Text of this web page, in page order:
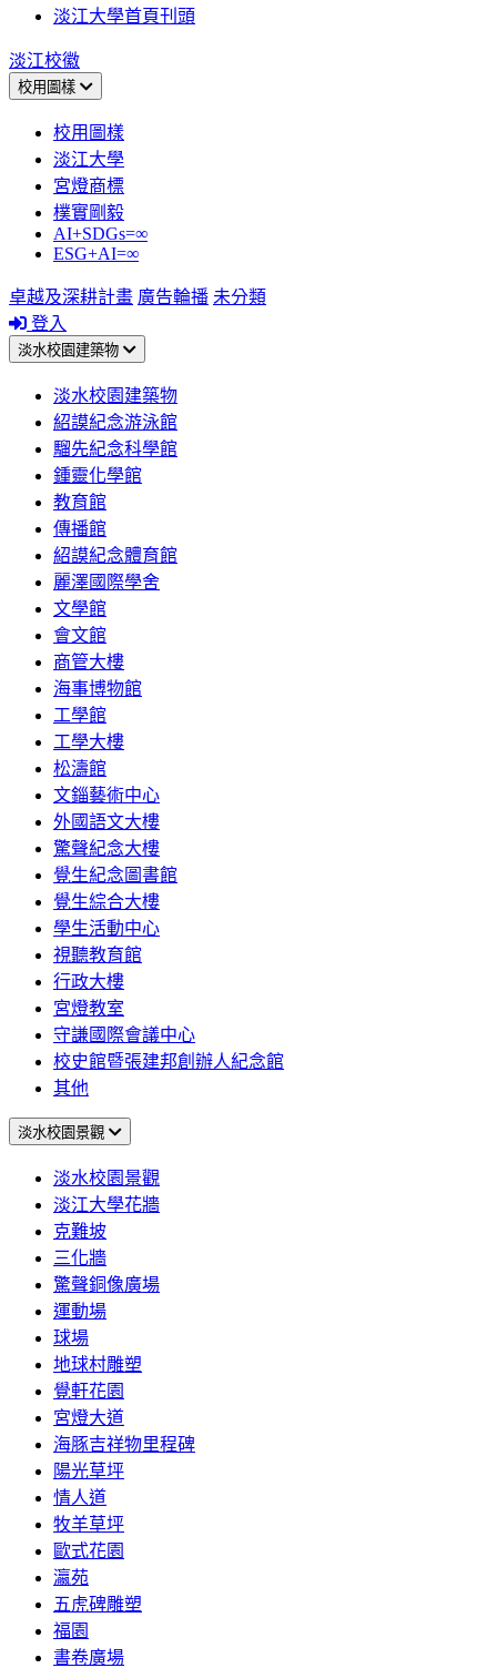
淡江大學首頁刊頭
淡江校徽
校用圖樣
校用圖樣
淡江大學
宮燈商標
樸實剛毅
AI+SDGs=∞
ESG+AI=∞
卓越及深耕計畫 廣告輪播 未分類
登入
淡水校園建築物
淡水校園建築物
紹謨紀念游泳館
騮先紀念科學館
鍾靈化學館
教育館
傳播館
紹謨紀念體育館
麗澤國際學舍
文學館
會文館
商管大樓
海事博物館
工學館
工學大樓
松濤館
文錙藝術中心
外國語文大樓
驚聲紀念大樓
覺生紀念圖書館
覺生綜合大樓
學生活動中心
視聽教育館
行政大樓
宮燈教室
守謙國際會議中心
校史館暨張建邦創辦人紀念館
其他
淡水校園景觀
淡水校園景觀
淡江大學花牆
克難坡
三化牆
驚聲銅像廣場
運動場
球場
地球村雕塑
覺軒花園
宮燈大道
海豚吉祥物里程碑
陽光草坪
情人道
牧羊草坪
歐式花園
瀛苑
五虎碑雕塑
福園
書卷廣場